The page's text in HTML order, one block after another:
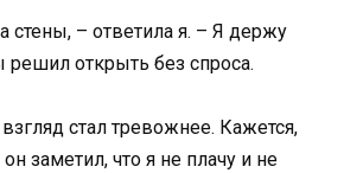
стены, – ответила я. – Я держу
открыть без спроса.
стал тревожнее. Кажется,
заметил, что я не плачу и не